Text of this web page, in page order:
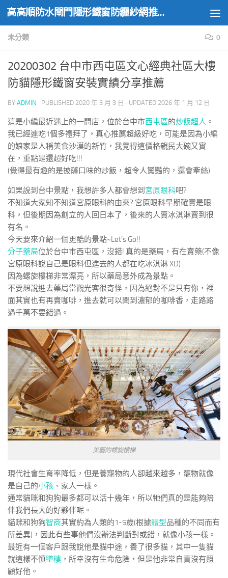
Skip to content 高高順防水閘門隱形鐵窗防霾紗網推薦實績
未分類 0
20200302 台中市西屯區文心經典社區大樓
防貓隱形鐵窗安裝實績分享推薦
BY ADMIN · PUBLISHED 2020 年 3 月 3 日 · UPDATED 2026 年 1 月 12 日
這是小編最近迷上的一間店，位於台中市西屯區的炒飯超人 。
我已經連吃1個多禮拜了，真心推薦超級好吃，可能是因為小編
的娘家是人稱美食沙漠的新竹，我覺得這價格親民大碗又實
在，重點是還超好吃!!!
(覺得最有趣的是披薩口味的炒飯，超令人驚豔的，還會牽絲)
如果說到台中景點，我想許多人都會想到 宮原眼科吧?
不知道大家知不知道宮原眼科的由來? 宮原眼科早期確實是眼
科，但後期因為創立的人回日本了，後來的人賣冰淇淋賣到很
有名。
今天要來介紹一個更酷的景點~Let’s Go!!
分子藥局位於台中市西屯區，沒錯! 真的是藥局，有在賣藥(不像
宮原眼科說自己是眼科但進去的人都在吃冰淇淋 XD)
因為螺旋樓梯非常漂亮，所以藥局意外成為景點。
不要想說進去藥局當觀光客很奇怪，因為絕對不是只有你，裡
面其實也有再賣咖啡，進去就可以聞到濃郁的咖啡香，走路路
過千萬不要錯過。
美麗的螺旋樓梯
現代社會生育率降低，但是養寵物的人卻越來越多，寵物就像
是自己的小孩 、家人一樣。
通常貓咪和狗狗最多都可以活十幾年，所以牠們真的是能夠陪
伴我們長大的好夥伴呢。
貓咪和狗狗智商其實約為人類的1-5歲(根據體型品種的不同而有
所差異)，因此有些事他們沒辦法判斷對或錯，就像小孩一樣。
最近有一個客戶跟我說他是貓中途，養了很多貓，其中一隻貓
就這樣不慎墜樓 ，所幸沒有生命危險，但是他非常自責沒有照
顧好他。